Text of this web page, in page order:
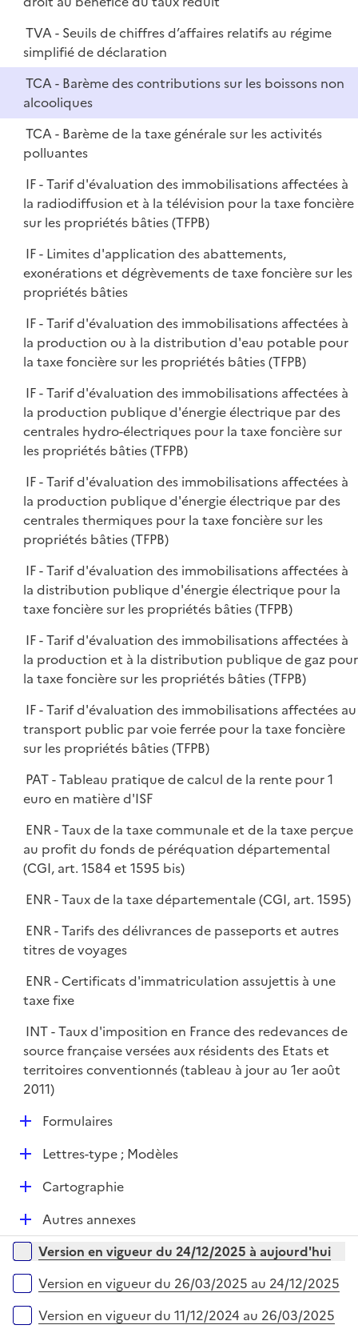
TVA - Seuils de chiffres d’affaires relatifs au régime
simplifié de déclaration
TCA - Barème des contributions sur les boissons non
alcooliques
TCA - Barème de la taxe générale sur les activités
polluantes
IF - Tarif d'évaluation des immobilisations affectées à
la radiodiffusion et à la télévision pour la taxe foncière
sur les propriétés bâties (TFPB)
IF - Limites d'application des abattements,
exonérations et dégrèvements de taxe foncière sur les
propriétés bâties
IF - Tarif d'évaluation des immobilisations affectées à
la production ou à la distribution d'eau potable pour
la taxe foncière sur les propriétés bâties (TFPB)
IF - Tarif d'évaluation des immobilisations affectées à
la production publique d'énergie électrique par des
centrales hydro-électriques pour la taxe foncière sur
les propriétés bâties (TFPB)
IF - Tarif d'évaluation des immobilisations affectées à
la production publique d'énergie électrique par des
centrales thermiques pour la taxe foncière sur les
propriétés bâties (TFPB)
IF - Tarif d'évaluation des immobilisations affectées à
la distribution publique d'énergie électrique pour la
taxe foncière sur les propriétés bâties (TFPB)
IF - Tarif d'évaluation des immobilisations affectées à
la production et à la distribution publique de gaz pour
la taxe foncière sur les propriétés bâties (TFPB)
IF - Tarif d'évaluation des immobilisations affectées au
transport public par voie ferrée pour la taxe foncière
sur les propriétés bâties (TFPB)
PAT - Tableau pratique de calcul de la rente pour 1
euro en matière d'ISF
ENR - Taux de la taxe communale et de la taxe perçue
au profit du fonds de péréquation départemental
(CGI, art. 1584 et 1595 bis)
ENR - Taux de la taxe départementale (CGI, art. 1595)
ENR - Tarifs des délivrances de passeports et autres
titres de voyages
ENR - Certificats d'immatriculation assujettis à une
taxe fixe
INT - Taux d'imposition en France des redevances de
source française versées aux résidents des Etats et
territoires conventionnés (tableau à jour au 1er août
2011)
D
r
Formulaires
D
e
Lettres-type ; Modèles
D
p
e
Cartographie
D
é
p
e
Autres annexes
Versions sur la période
Version en vigueur du 24/12/2025 à aujourd'hui
Version en vigueur du 26/03/2025 au 24/12/2025
Version en vigueur du 11/12/2024 au 26/03/2025